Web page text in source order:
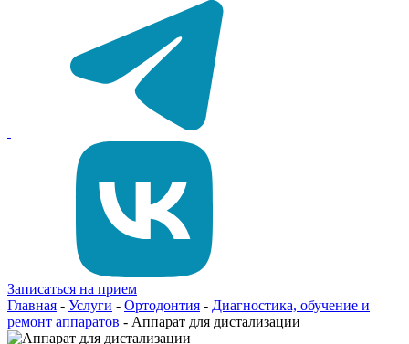
Записаться на прием
Главная - Услуги - Ортодонтия - Диагностика, обучение и
ремонт аппаратов - Аппарат для дистализации